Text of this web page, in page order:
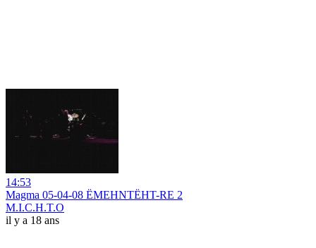
14:53
Magma 05-04-08 ËMEHNTËHT-RE 2
M.I.C.H.T.O
il y a 18 ans